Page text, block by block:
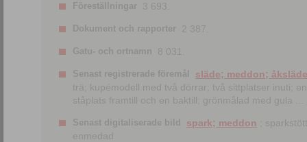
Föreställningar 3 693.
Dokument och rapporter 2 387.
Gatu- och ortnamn 8 031.
Senast registrerade föremål
släde; meddon; åksläde
trä; kupémodell med två dörrar; två sittplatser inuti; en
ståplats framtill och en baktill; grönmålad med gula ...
Senast digitaliserade bild spark; meddon ;
enmedad